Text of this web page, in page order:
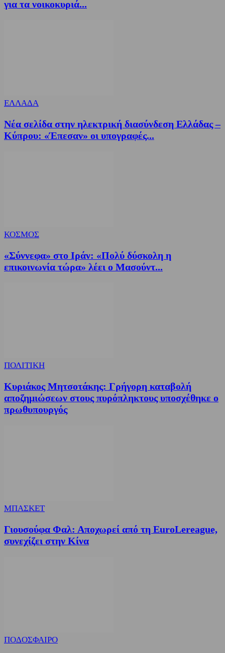
για τα νοικοκυριά...
ΕΛΛΑΔΑ
Νέα σελίδα στην ηλεκτρική διασύνδεση Ελλάδας –
Κύπρου: «Έπεσαν» οι υπογραφές...
ΚΟΣΜΟΣ
«Σύννεφα» στο Ιράν: «Πολύ δύσκολη η
επικοινωνία τώρα» λέει ο Μασούντ...
ΠΟΛΙΤΙΚΗ
Κυριάκος Μητσοτάκης: Γρήγορη καταβολή
αποζημιώσεων στους πυρόπληκτους υποσχέθηκε ο
πρωθυπουργός
ΜΠΑΣΚΕΤ
Γιουσούφα Φαλ: Αποχωρεί από τη EuroLereague,
συνεχίζει στην Κίνα
ΠΟΔΟΣΦΑΙΡΟ